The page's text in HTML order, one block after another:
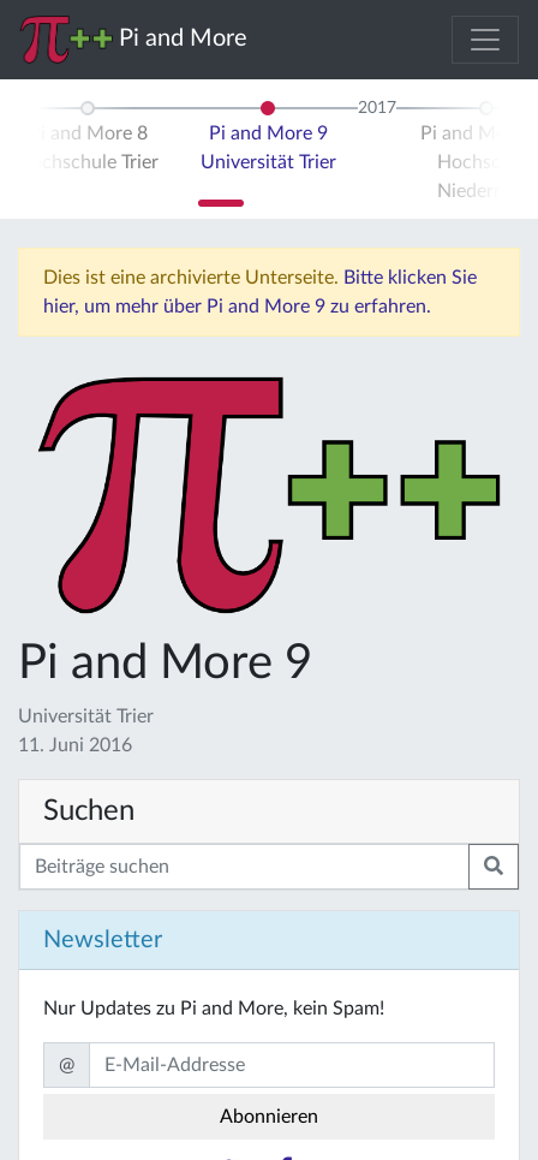
Pi and More
Pi and More 8
Hochschule Trier
Pi and More 9
Universität Trier
2017
Pi and More
Hochschule
Niederrhein
Dies ist eine archivierte Unterseite. Bitte klicken Sie
hier, um mehr über Pi and More 9 zu erfahren.
Pi and More 9
Universität Trier
11. Juni 2016
Suchen
Newsletter
Nur Updates zu Pi and More, kein Spam!
@